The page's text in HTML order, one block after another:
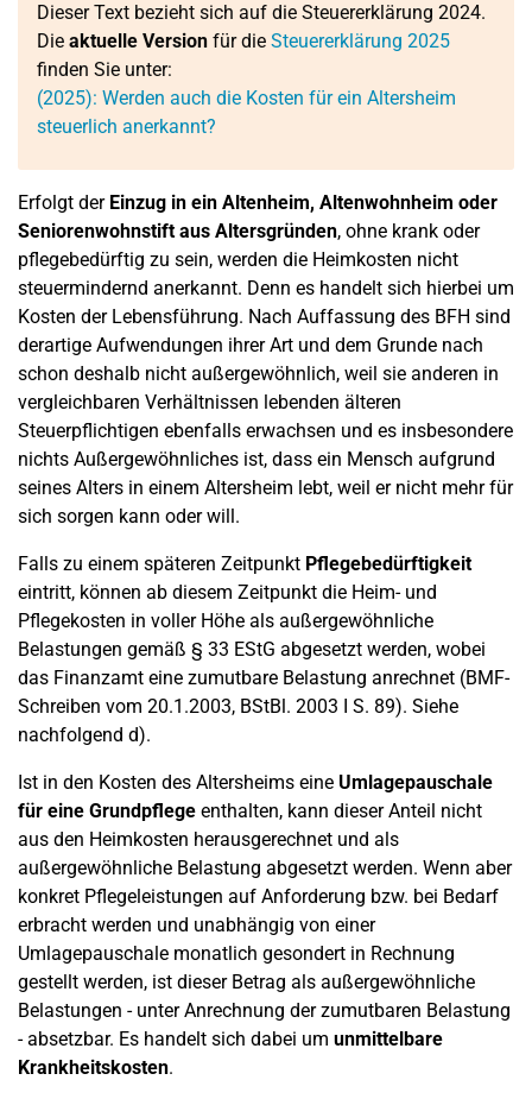
Dieser Text bezieht sich auf die Steuererklärung 2024.
Die aktuelle Version für die Steuererklärung 2025
finden Sie unter:
(2025): Werden auch die Kosten für ein Altersheim
steuerlich anerkannt?
Erfolgt derEinzug in ein Altenheim, Altenwohnheim oder
Seniorenwohnstift aus Altersgründen, ohne krank oder
pflegebedürftig zu sein, werden die Heimkosten nicht
steuermindernd anerkannt. Denn es handelt sich hierbei um
Kosten der Lebensführung. Nach Auffassung des BFH sind
derartige Aufwendungen ihrer Art und dem Grunde nach
schon deshalb nicht außergewöhnlich, weil sie anderen in
vergleichbaren Verhältnissen lebenden älteren
Steuerpflichtigen ebenfalls erwachsen und es insbesondere
nichts Außergewöhnliches ist, dass ein Mensch aufgrund
seines Alters in einem Altersheim lebt, weil er nicht mehr für
sich sorgen kann oder will.
Falls zu einem späteren Zeitpunkt Pflegebedürftigkeit
eintritt, können ab diesem Zeitpunkt die Heim- und
Pflegekosten in voller Höhe als außergewöhnliche
Belastungen gemäß § 33 EStG abgesetzt werden, wobei
das Finanzamt eine zumutbare Belastung anrechnet (BMF-
Schreiben vom 20.1.2003, BStBl. 2003 I S. 89). Siehe
nachfolgend d).
Ist in den Kosten des Altersheims eine Umlagepauschale
für eine Grundpflege enthalten, kann dieser Anteil nicht
aus den Heimkosten herausgerechnet und als
außergewöhnliche Belastung abgesetzt werden. Wenn aber
konkret Pflegeleistungen auf Anforderung bzw. bei Bedarf
erbracht werden und unabhängig von einer
Umlagepauschale monatlich gesondert in Rechnung
gestellt werden, ist dieser Betrag als außergewöhnliche
Belastungen - unter Anrechnung der zumutbaren Belastung
- absetzbar. Es handelt sich dabei um unmittelbare
Krankheitskosten.